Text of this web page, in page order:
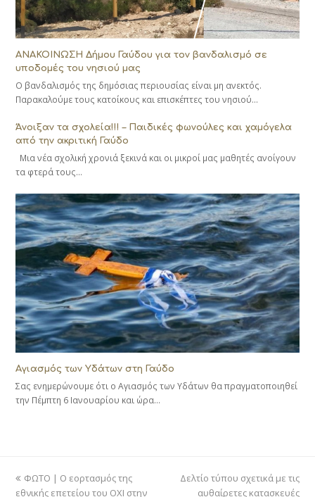
ΑΝΑΚΟΙΝΩΣΗ Δήμου Γαύδου για τον βανδαλισμό σε
υποδομές του νησιού μας
Ο βανδαλισμός της δημόσιας περιουσίας είναι μη ανεκτός.
Παρακαλούμε τους κατοίκους και επισκέπτες του νησιού…
Άνοιξαν τα σχολεία!!! – Παιδικές φωνούλες και χαμόγελα
από την ακριτική Γαύδο
Μια νέα σχολική χρονιά ξεκινά και οι μικροί μας μαθητές ανοίγουν
τα φτερά τους…
Αγιασμός των Υδάτων στη Γαύδο
Σας ενημερώνουμε ότι ο Αγιασμός των Υδάτων θα πραγματοποιηθεί
την Πέμπτη 6 Ιανουαρίου και ώρα…
previous
post:
ΦΩΤΟ | Ο εορτασμός της
εθνικής επετείου του ΟΧΙ στην
next
post:
Δελτίο τύπου σχετικά με τις
αυθαίρετες κατασκευές